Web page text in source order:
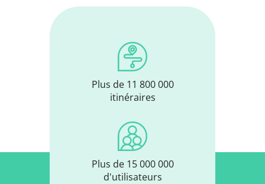
Plus de 11 800 000
itinéraires
Plus de 15 000 000
d'utilisateurs